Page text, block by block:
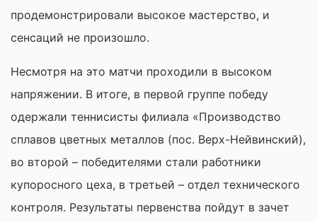
продемонстрировали высокое мастерство, и
сенсаций не произошло.
Несмотря на это матчи проходили в высоком
напряжении. В итоге, в первой группе победу
одержали теннисисты филиала «Производство
сплавов цветных металлов (пос. Верх-Нейвинский),
во второй – победителями стали работники
купоросного цеха, в третьей – отдел технического
контроля. Результаты первенства пойдут в зачет